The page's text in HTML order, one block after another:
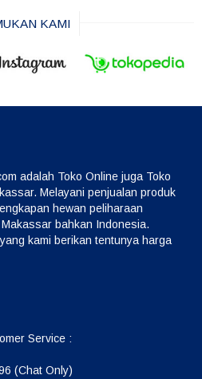
KAMI
adalah Toko Online juga Toko
Melayani penjualan produk
hewan peliharaan
bahkan Indonesia.
kami berikan tentunya harga
Service :
(Chat Only)